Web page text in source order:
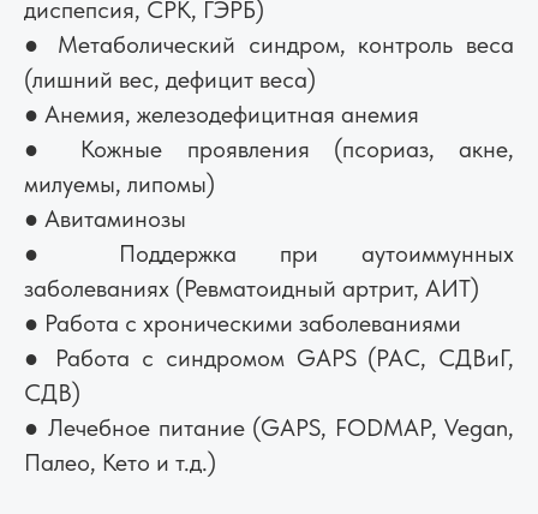
диспепсия, СРК, ГЭРБ)
● Метаболический синдром, контроль веса
(лишний вес, дефицит веса)
● Анемия, железодефицитная анемия
● Кожные проявления (псориаз, акне,
милуемы, липомы)
● Авитаминозы
● Поддержка при аутоиммунных
заболеваниях (Ревматоидный артрит, АИТ)
● Работа с хроническими заболеваниями
● Работа с синдромом GAPS (РАС, СДВиГ,
СДВ)
● Лечебное питание (GAPS, FODMAP, Vegan,
Палео, Кето и т.д.)